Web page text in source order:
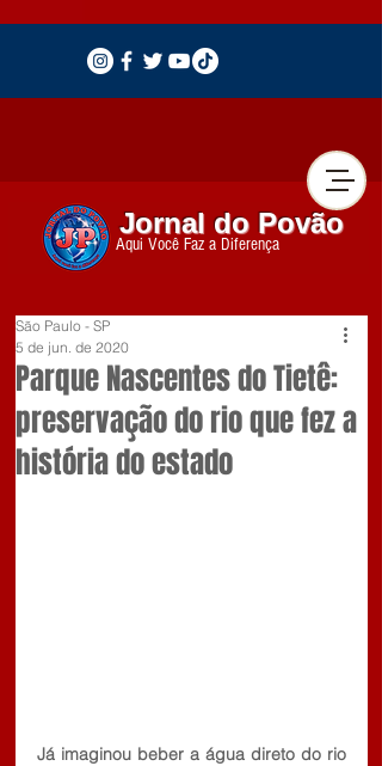
Jornal do Povão
Aqui Você Faz a Diferença
Parque Nascentes do Tietê:
preservação do rio que fez a
história do estado
São Paulo - SP
5 de jun. de 2020
Já imaginou beber a água direto do rio